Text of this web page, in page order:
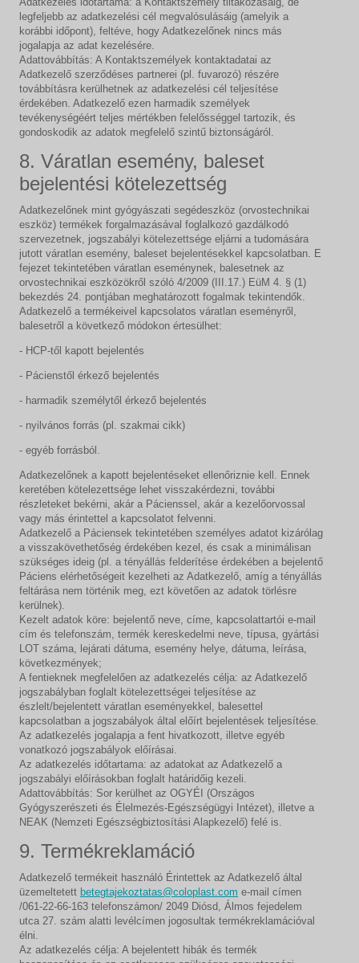
legfeljebb az adatkezelési cél megvalósulásáig (amelyik a
korábbi időpont), feltéve, hogy Adatkezelőnek nincs más
jogalapja az adat kezelésére.
Adattovábbítás: A Kontaktszemélyek kontaktadatai az
Adatkezelő szerződéses partnerei (pl. fuvarozó) részére
továbbításra kerülhetnek az adatkezelési cél teljesítése
érdekében. Adatkezelő ezen harmadik személyek
tevékenységéért teljes mértékben felelősséggel tartozik, és
gondoskodik az adatok megfelelő szintű biztonságáról.
8. Váratlan esemény, baleset
bejelentési kötelezettség
Adatkezelőnek mint gyógyászati segédeszköz (orvostechnikai
eszköz) termékek forgalmazásával foglalkozó gazdálkodó
szervezetnek, jogszabályi kötelezettsége eljárni a tudomására
jutott váratlan esemény, baleset bejelentésekkel kapcsolatban. E
fejezet tekintetében váratlan eseménynek, balesetnek az
orvostechnikai eszközökről szóló 4/2009 (III.17.) EüM 4. § (1)
bekezdés 24. pontjában meghatározott fogalmak tekintendők.
Adatkezelő a termékeivel kapcsolatos váratlan eseményről,
balesetről a következő módokon értesülhet:
- HCP-től kapott bejelentés
- Pácienstől érkező bejelentés
- harmadik személytől érkező bejelentés
- nyilvános forrás (pl. szakmai cikk)
- egyéb forrásból.
Adatkezelőnek a kapott bejelentéseket ellenőriznie kell. Ennek
keretében kötelezettsége lehet visszakérdezni, további
részleteket bekérni, akár a Pácienssel, akár a kezelőorvossal
vagy más érintettel a kapcsolatot felvenni.
Adatkezelő a Páciensek tekintetében személyes adatot kizárólag
a visszakövethetőség érdekében kezel, és csak a minimálisan
szükséges ideig (pl. a tényállás felderítése érdekében a bejelentő
Páciens elérhetőségeit kezelheti az Adatkezelő, amíg a tényállás
feltárása nem történik meg, ezt követően az adatok törlésre
kerülnek).
Kezelt adatok köre: bejelentő neve, címe, kapcsolattartói e-mail
cím és telefonszám, termék kereskedelmi neve, típusa, gyártási
LOT száma, lejárati dátuma, esemény helye, dátuma, leírása,
következmények;
A fentieknek megfelelően az adatkezelés célja: az Adatkezelő
jogszabályban foglalt kötelezettségei teljesítése az
észlelt/bejelentett váratlan eseményekkel, balesettel
kapcsolatban a jogszabályok által előírt bejelentések teljesítése.
Az adatkezelés jogalapja a fent hivatkozott, illetve egyéb
vonatkozó jogszabályok előírásai.
Az adatkezelés időtartama: az adatokat az Adatkezelő a
jogszabályi előírásokban foglalt határidőig kezeli.
Adattovábbítás: Sor kerülhet az OGYÉI (Országos
Gyógyszerészeti és Élelmezés-Egészségügyi Intézet), illetve a
NEAK (Nemzeti Egészségbiztosítási Alapkezelő) felé is.
9. Termékreklamáció
Adatkezelő termékeit használó Érintettek az Adatkezelő által
üzemeltetett betegtajekoztatas@coloplast.com e-mail címen
/061-22-66-163 telefonszámon/ 2049 Diósd, Álmos fejedelem
utca 27. szám alatti levélcímen jogosultak termékreklamációval
élni.
Az adatkezelés célja: A bejelentett hibák és termék